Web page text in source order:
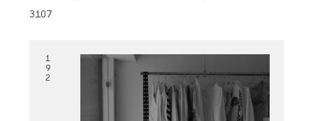
3107
1
9
2